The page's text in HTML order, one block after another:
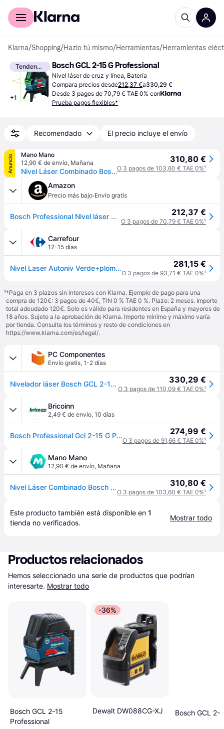
Comprar con Klarna
Klarna/Shopping/Hazlo tú mismo/Herramientas/Herramientas
Tendencia
+1
Bosch GCL 2-15 G Professional
Nivel láser de cruz y línea, Batería
Compara precios desde212,37 €a330,29 €
Desde 3 pagos de 70,79 € TAE 0% con
Prueba pagos flexibles*
Recomendado El precio incluye el envío
Anuncio
Mano Mano
12,90 € de envío, Mañana
Nivel Láser Combinado Bosch Professional Gcl 2-15 G Estuche
310,80 €
O 3 pagos de 103,60 € TAE 0%¹
Amazon
Precio más bajo·Envío gratis
Bosch Professional Nivel láser GCL 2-15 G (láser verde, interior, puntos de plomada, alcance: 15 m, 3 pilas de 1,5 V, soporte giratorio RM 1, placa reflectora de medida del láser, maletín) 212,37 €
O 3 pagos de 70,79 € TAE 0%¹
Carrefour
12-15 días
Nivel Laser Autoniv Verde+plom - 15 M - Bosch - Gcl2-15g+rm1.. 281,15 €
O 3 pagos de 93,71 € TAE 0%¹
¹*Paga en 3 plazos sin intereses con Klarna. Ejemplo de pago para una
compra de 120€: 3 pagos de 40€, TIN 0 % TAE 0 %. Plazo: 2 meses. Importe
total adeudado 120€. Solo es válido para residentes en España y mayores de
18 años. Sujeto a la aprobación de Klarna. Importe mínimo y máximo varía
por tienda. Consulta los términos y resto de condiciones en
https://www.klarna.com/es/legal/.
PC Componentes
Envío gratis, 1-2 días
Nivelador láser Bosch GCL 2-15 G 10 m 0.3 mm/m Verde 330,29 €
O 3 pagos de 110,09 € TAE 0%¹
Bricoinn
2,49 € de envío, 10 días
Bosch Professional Gcl 2-15 G Professional Line Magnetic Laser Level Negro 274,99 €
O 3 pagos de 91,66 € TAE 0%¹
Mano Mano
12,90 € de envío, Mañana
Nivel Láser Combinado Bosch Professional Gcl 2-15 G Estuche 310,80 €
O 3 pagos de 103,60 € TAE 0%¹
Este producto también está disponible en 1
tienda no verificados.
Mostrar todo
Productos relacionados
Hemos seleccionado una serie de productos que podrían
interesarte. Mostrar todo
Bosch GCL 2-15
Professional
-36%
Dewalt DW088CG-XJ Bosch GCL 2-